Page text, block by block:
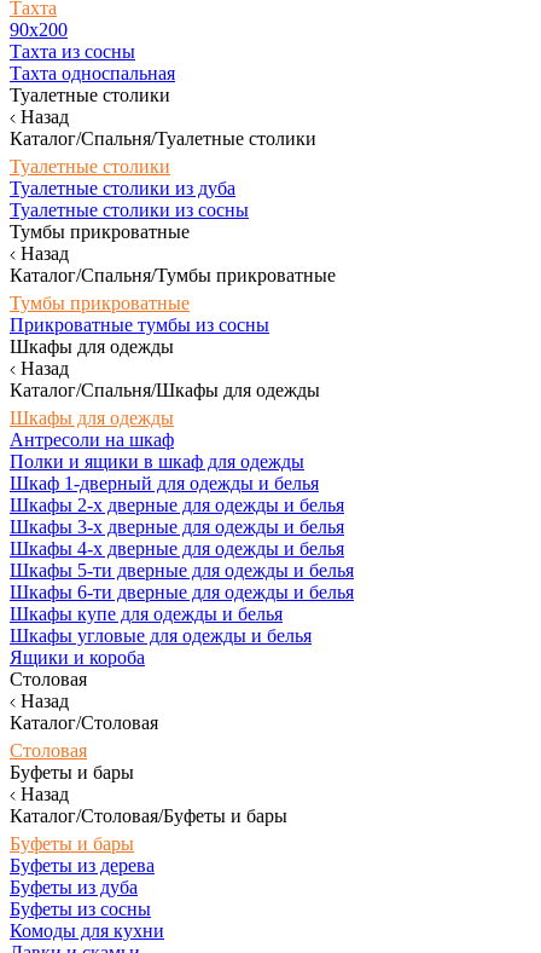
Тахта
90х200
Тахта из сосны
Тахта односпальная
Туалетные столики
Назад
Каталог/Спальня/Туалетные столики
Туалетные столики
Туалетные столики из дуба
Туалетные столики из сосны
Тумбы прикроватные
Назад
Каталог/Спальня/Тумбы прикроватные
Тумбы прикроватные
Прикроватные тумбы из сосны
Шкафы для одежды
Назад
Каталог/Спальня/Шкафы для одежды
Шкафы для одежды
Антресоли на шкаф
Полки и ящики в шкаф для одежды
Шкаф 1-дверный для одежды и белья
Шкафы 2-х дверные для одежды и белья
Шкафы 3-х дверные для одежды и белья
Шкафы 4-х дверные для одежды и белья
Шкафы 5-ти дверные для одежды и белья
Шкафы 6-ти дверные для одежды и белья
Шкафы купе для одежды и белья
Шкафы угловые для одежды и белья
Ящики и короба
Столовая
Назад
Каталог/Столовая
Столовая
Буфеты и бары
Назад
Каталог/Столовая/Буфеты и бары
Буфеты и бары
Буфеты из дерева
Буфеты из дуба
Буфеты из сосны
Комоды для кухни